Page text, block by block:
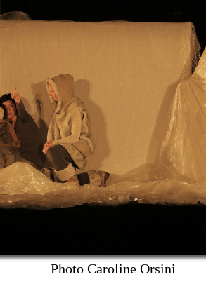
Photo Caroline Orsini